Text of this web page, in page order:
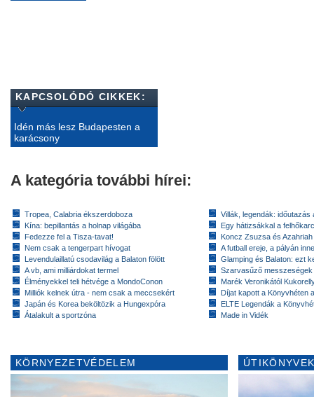
KAPCSOLÓDÓ CIKKEK:
Idén más lesz Budapesten a
karácsony
A kategória további hírei:
Tropea, Calabria ékszerdoboza
Kína: bepillantás a holnap világába
Fedezze fel a Tisza-tavat!
Nem csak a tengerpart hívogat
Levendulaillatú csodavilág a Balaton fölött
A vb, ami milliárdokat termel
Élményekkel teli hétvége a MondoConon
Milliók kelnek útra - nem csak a meccsekért
Japán és Korea beköltözik a Hungexpóra
Átalakult a sportzóna
Villák, legendák: időutazás
Egy hátizsákkal a
Koncz Zsuzsa és
A futball ereje, a pályán
Glamping és Balaton: ezt
Szarvasűző messzeségek
Marék Veronikától
Díjat kapott a Könyvhéten
ELTE Legendák a
Made in Vidék
KÖRNYEZETVÉDELEM